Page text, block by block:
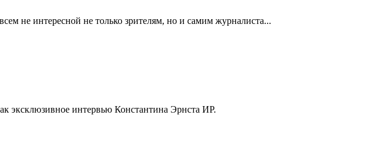
не интересной не только зрителям, но и самим журналиста...
эксклюзивное интервью Константина Эрнста ИР.